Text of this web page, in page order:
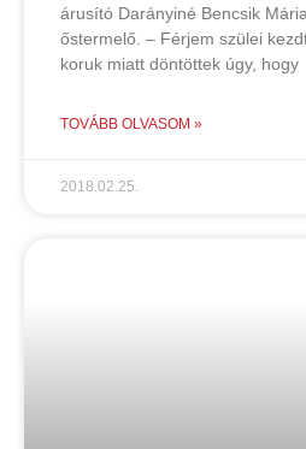
árusító Darányiné Bencsik
őstermelő. – Férjem szülei
koruk miatt döntöttek úgy, hogy
TOVÁBB OLVASOM »
2018.02.25.